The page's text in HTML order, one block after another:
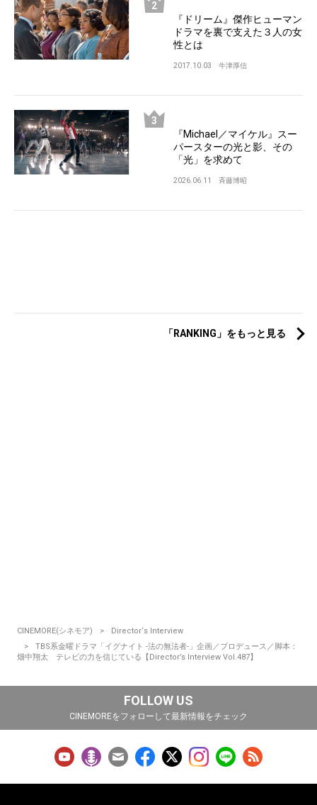
『ドリーム』傑作ヒューマン
ドラマを裏で支えた３人の女
性とは
2017.10.03 牛津厚信
『Michael／マイケル』スー
パースターの光と影、その
「光」を求めて
2026.06.11 斉藤博昭
「RANKING」をもっと見る
CINEMORE(シネモア)
Director‘s Interview
TBS系金曜ドラマ「イグナイト -法の無法者-」企画／プロデュース／脚本：
畑中翔太 テレビの力を信じている【Director’s Interview Vol.487】
FOLLOW US
CINEMOREをフォローして最新情報をチェック